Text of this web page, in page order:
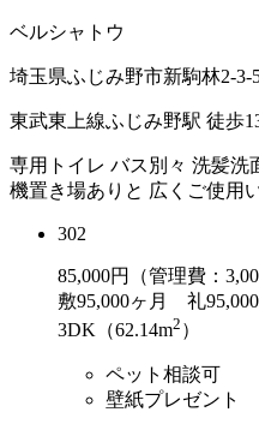
ベルシャトウ
埼玉県ふじみ野市新駒林2-3-
東武東上線ふじみ野駅 徒歩
専用トイレ バス別々 洗髪洗
機置き場ありと 広くご使用
302
85,000円（管理費：
敷95,000ヶ月 礼
3DK（62.14m2 ）
ペット相談可
壁紙プレゼント